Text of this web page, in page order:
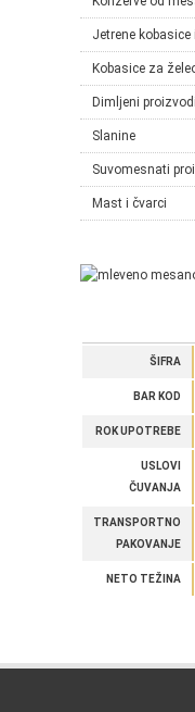
Jetrene kobasice
Kobasice za
Dimljeni proizvodi
Slanine
Suvomesnati
Mast i čvarci
ŠIFRA
BAR KOD
ROK UPOTREBE
USLOVI
ČUVANJA
TRANSPORTNO
PAKOVANJE
NETO TEŽINA